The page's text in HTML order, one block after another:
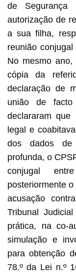
de
autorização de
a sua filha,
reunião
No mesmo
cópia da
declaração de
união de
declararam que
legal e
dos dados de
profunda, o
conjugal
posteriormente
acusação
Tribunal
prática, na co-
simulação e
para obtenção
78.º da Lei n.º